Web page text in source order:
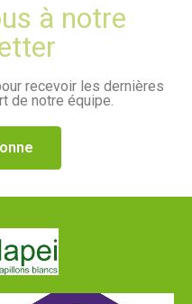
à notre
recevoir les dernières
de notre équipe.